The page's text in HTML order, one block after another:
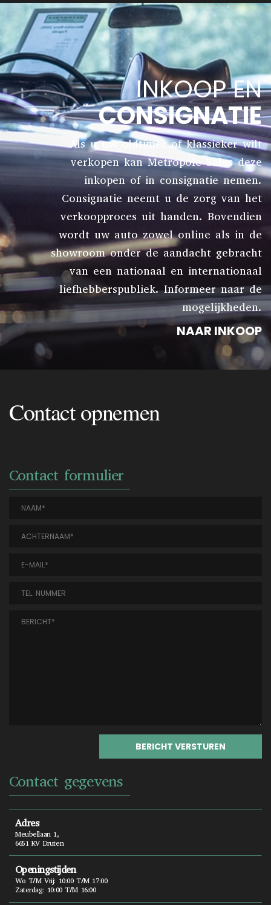
INKOOP EN
CONSIGNATIE
Als u uw oldtimer of klassieker wilt
verkopen kan Metropole Sales deze
inkopen of in consignatie nemen.
Consignatie neemt u de zorg van het
verkoopproces uit handen. Bovendien
wordt uw auto zowel online als in de
showroom onder de aandacht gebracht
van een nationaal en internationaal
liefhebberspubliek. Informeer naar de
mogelijkheden.
NAAR INKOOP
Contact opnemen
Contact formulier
Contact gegevens
Adres
Meubellaan 1,
6651 KV Druten
Openingstijden
Wo T/m Vrij: 10:00 T/m 17:00
Zaterdag: 10:00 T/m 16:00